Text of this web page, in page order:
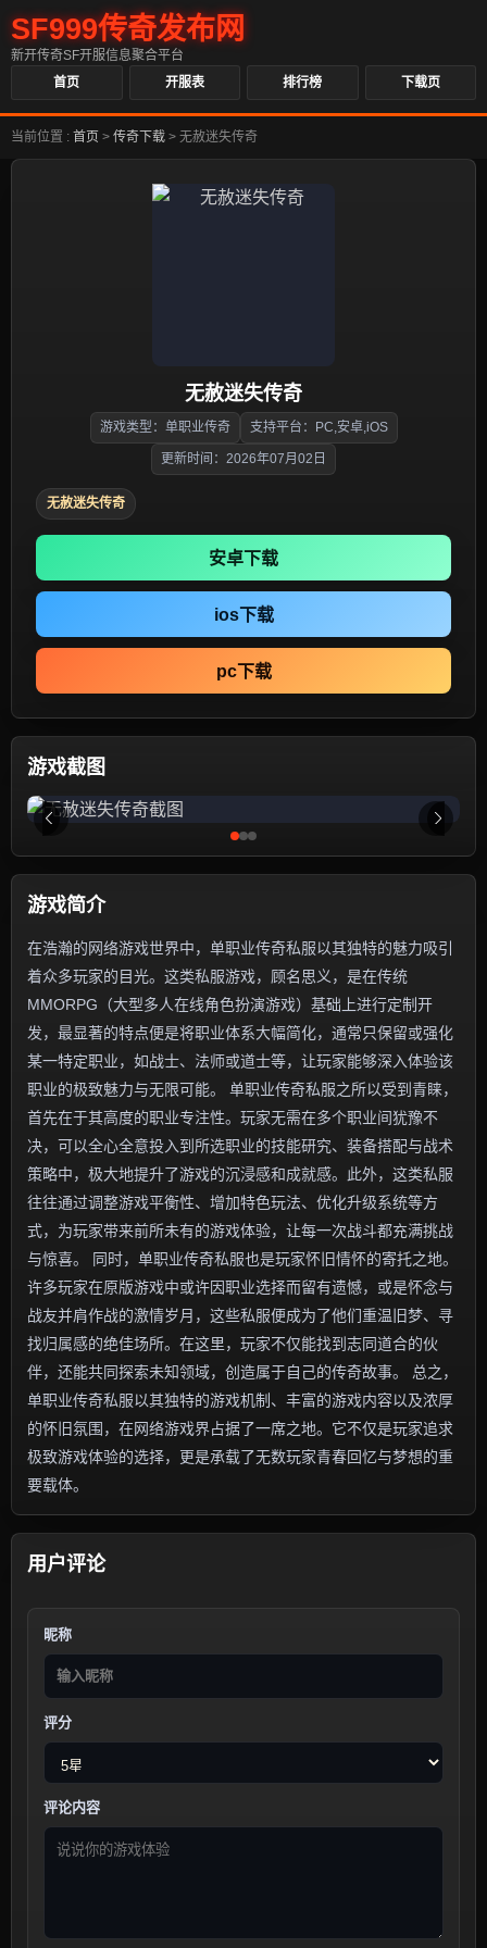
SF999传奇发布网
新开传奇SF开服信息聚合平台
首页
开服表 排行榜 下载页
当前位置 : 首页 > 传奇下载 > 无赦迷失传奇
无赦迷失传奇
游戏类型：单职业传奇 支持平台：PC,安卓,iOS
更新时间：2026年07月02日
无赦迷失传奇
安卓下载
ios下载
pc下载
游戏截图
游戏简介
在浩瀚的网络游戏世界中，单职业传奇私服以其独特的魅力吸引
着众多玩家的目光。这类私服游戏，顾名思义，是在传统
MMORPG（大型多人在线角色扮演游戏）基础上进行定制开
发，最显著的特点便是将职业体系大幅简化，通常只保留或强化
某一特定职业，如战士、法师或道士等，让玩家能够深入体验该
职业的极致魅力与无限可能。 单职业传奇私服之所以受到青睐，
首先在于其高度的职业专注性。玩家无需在多个职业间犹豫不
决，可以全心全意投入到所选职业的技能研究、装备搭配与战术
策略中，极大地提升了游戏的沉浸感和成就感。此外，这类私服
往往通过调整游戏平衡性、增加特色玩法、优化升级系统等方
式，为玩家带来前所未有的游戏体验，让每一次战斗都充满挑战
与惊喜。 同时，单职业传奇私服也是玩家怀旧情怀的寄托之地。
许多玩家在原版游戏中或许因职业选择而留有遗憾，或是怀念与
战友并肩作战的激情岁月，这些私服便成为了他们重温旧梦、寻
找归属感的绝佳场所。在这里，玩家不仅能找到志同道合的伙
伴，还能共同探索未知领域，创造属于自己的传奇故事。 总之，
单职业传奇私服以其独特的游戏机制、丰富的游戏内容以及浓厚
的怀旧氛围，在网络游戏界占据了一席之地。它不仅是玩家追求
极致游戏体验的选择，更是承载了无数玩家青春回忆与梦想的重
要载体。
用户评论
昵称
评分
评论内容